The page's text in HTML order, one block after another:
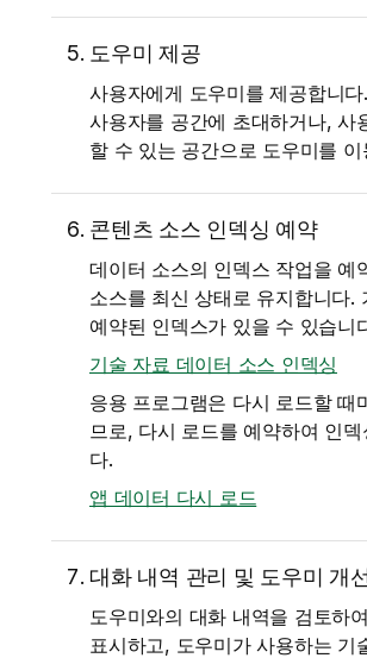
도우미 제공
사용자에게 도우미를 제공합니
사용자를 공간에 초대하거나, 사
할 수 있는 공간으로 도우미를 이
콘텐츠 소스 인덱싱 예약
데이터 소스의 인덱스 작업을 예
소스를 최신 상태로 유지합니다.
예약된 인덱스가 있을 수 있습니
기술 자료 데이터 소스 인덱싱
응용 프로그램은 다시 로드할 때
므로, 다시 로드를 예약하여 인
다.
앱 데이터 다시 로드
대화 내역 관리 및 도우미 개
도우미와의 대화 내역을 검토하
표시하고, 도우미가 사용하는 기